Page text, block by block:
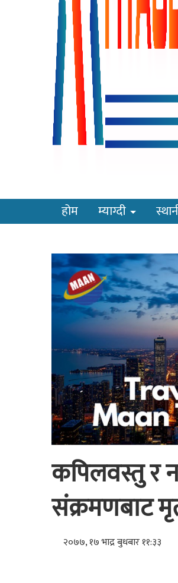
होम म्याग्दी
कपिलवस्तु र
संक्रमणबाट
२०७७, १७ भाद्र बुधबार ११:३३